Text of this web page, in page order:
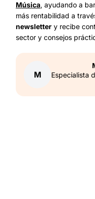
Música, ayudando a
más rentabilidad a
newsletter y recibe
sector y consejos
M
Especialista